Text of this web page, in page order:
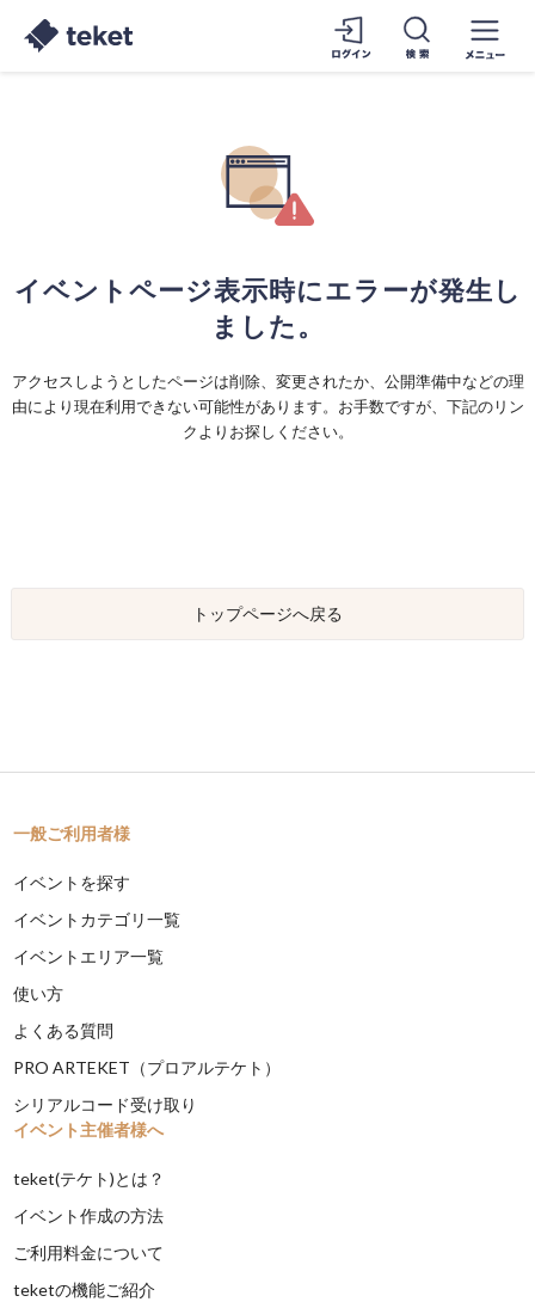
イベントページ表示時にエラーが発生し
ました。
アクセスしようとしたページは削除、変更されたか、公開準備中などの理
由により現在利用できない可能性があります。お手数ですが、下記のリン
クよりお探しください。
トップページへ戻る
一般ご利用者様
イベントを探す
イベントカテゴリ一覧
イベントエリア一覧
使い方
よくある質問
PRO ARTEKET（プロアルテケト）
シリアルコード受け取り
イベント主催者様へ
teket(テケト)とは？
イベント作成の方法
ご利用料金について
teketの機能ご紹介